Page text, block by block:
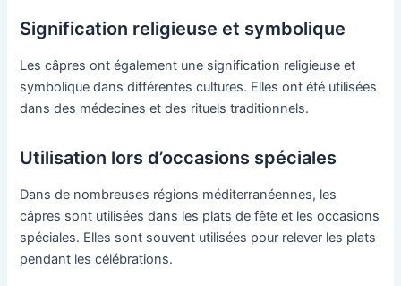
Signification religieuse et symbolique
Les câpres ont également une signification religieuse et
symbolique dans différentes cultures. Elles ont été utilisées
dans des médecines et des rituels traditionnels.
Utilisation lors d’occasions spéciales
Dans de nombreuses régions méditerranéennes, les
câpres sont utilisées dans les plats de fête et les occasions
spéciales. Elles sont souvent utilisées pour relever les plats
pendant les célébrations.